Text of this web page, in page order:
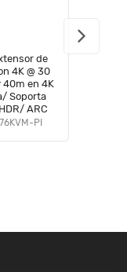
de
4K @ 30
40m en 4K
Soporta
ARC
PI